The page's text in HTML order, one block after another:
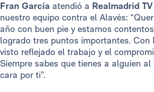
Fran García atendió a Realmadrid TV
nuestro equipo contra el Alavés:
año con buen pie y estamos
logrado tres puntos importantes. Con
visto reflejado el trabajo y el
Siempre sabes que tienes a alguien
cara por ti”.